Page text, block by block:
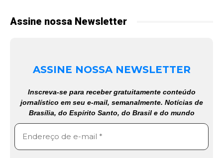
Assine nossa Newsletter
ASSINE NOSSA NEWSLETTER
Inscreva-se para receber gratuitamente conteúdo
jornalístico em seu e-mail, semanalmente. Notícias de
Brasília, do Espírito Santo, do Brasil e do mundo